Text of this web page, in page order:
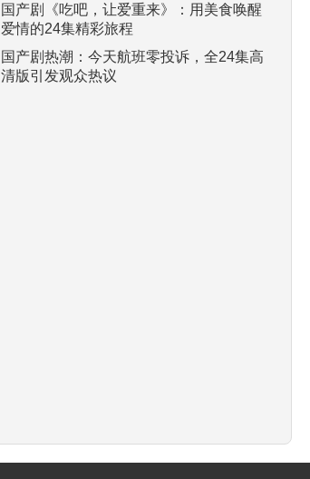
国产剧《吃吧，让爱重来》：用美食唤醒
爱情的24集精彩旅程
国产剧热潮：今天航班零投诉，全24集高
清版引发观众热议